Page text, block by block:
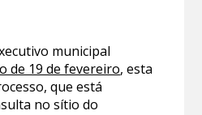
municipal
de 19 de fevereiro, esta
que está
no sítio do